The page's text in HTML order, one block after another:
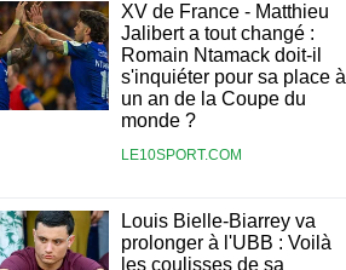
XV de France - Matthieu
Jalibert a tout changé :
Romain Ntamack doit-il
s'inquiéter pour sa place à
un an de la Coupe du
monde ?
LE10SPORT.COM
Louis Bielle-Biarrey va
prolonger à l'UBB : Voilà
les coulisses de sa